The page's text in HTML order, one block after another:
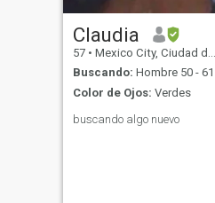
Claudia
57 • Mexico City, Ciudad de México, México
Buscando: Hombre 50 - 61
Color de Ojos: Verdes
buscando algo nuevo